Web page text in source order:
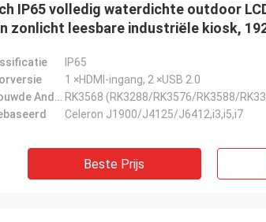
IP65 volledig waterdichte outdoor
zonlicht leesbare industriële kiosk,
IP65
1 ×HDMI-ingang, 2 ×USB 2.0
Ingebouwde Android-pc RK3568 (RK3288/RK3576/RK3588/
Celeron J1900/J4125/J6412,i3,i5,i7
Beste Prijs